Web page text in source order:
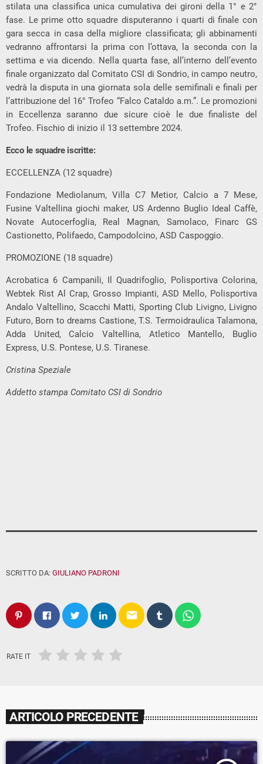
stilata una classifica unica cumulativa dei gironi della 1° e 2°
fase. Le prime otto squadre disputeranno i quarti di finale con
gara secca in casa della migliore classificata; gli abbinamenti
vedranno affrontarsi la prima con l’ottava, la seconda con la
settima e via dicendo. Nella quarta fase, all’interno dell’evento
finale organizzato dal Comitato CSI di Sondrio, in campo neutro,
vedrà la disputa in una giornata sola delle semifinali e finali per
l’attribuzione del 16° Trofeo “Falco Cataldo a.m.”. Le promozioni
in Eccellenza saranno due sicure cioè le due finaliste del
Trofeo. Fischio di inizio il 13 settembre 2024.
Ecco le squadre iscritte:
ECCELLENZA (12 squadre)
Fondazione Mediolanum, Villa C7 Metior, Calcio a 7 Mese,
Fusine Valtellina giochi maker, US Ardenno Buglio Ideal Caffè,
Novate Autocerfoglia, Real Magnan, Samolaco, Finarc GS
Castionetto, Polifaedo, Campodolcino, ASD Caspoggio.
PROMOZIONE (18 squadre)
Acrobatica 6 Campanili, Il Quadrifoglio, Polisportiva Colorina,
Webtek Rist Al Crap, Grosso Impianti, ASD Mello, Polisportiva
Andalo Valtellino, Scacchi Matti, Sporting Club Livigno, Livigno
Futuro, Born to dreams Castione, T.S. Termoidraulica Talamona,
Adda United, Calcio Valtellina, Atletico Mantello, Buglio
Express, U.S. Pontese, U.S. Tiranese.
Cristina Speziale
Addetto stampa Comitato CSI di Sondrio
SCRITTO DA: GIULIANO PADRONI
email
RATE IT
ARTICOLO PRECEDENTE